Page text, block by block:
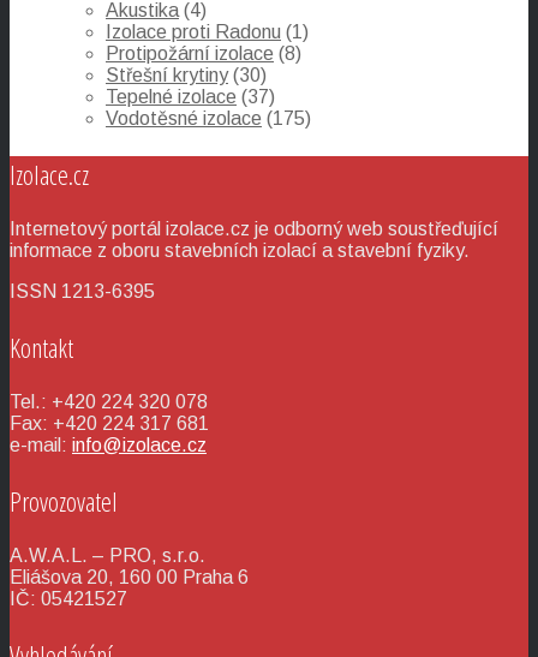
Akustika (4)
Izolace proti Radonu (1)
Protipožární izolace (8)
Střešní krytiny(30)
Tepelné izolace (37)
Vodotěsné izolace (175)
Izolace.cz
Internetový portál izolace.cz je odborný web soustřeďující
informace z oboru stavebních izolací a stavební fyziky.
ISSN 1213-6395
Kontakt
Tel.: +420 224 320 078
Fax: +420 224 317 681
e-mail: info@izolace.cz
Provozovatel
A.W.A.L. – PRO, s.r.o.
Eliášova 20, 160 00 Praha 6
IČ: 05421527